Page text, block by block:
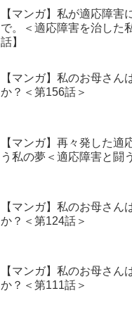
【マンガ】私が適応障害
で。＜適応障害を治した
話】
【マンガ】私のお母さん
か？＜第156話＞
【マンガ】再々発した適
う私の夢＜適応障害と闘
【マンガ】私のお母さん
か？＜第124話＞
【マンガ】私のお母さん
か？＜第111話＞